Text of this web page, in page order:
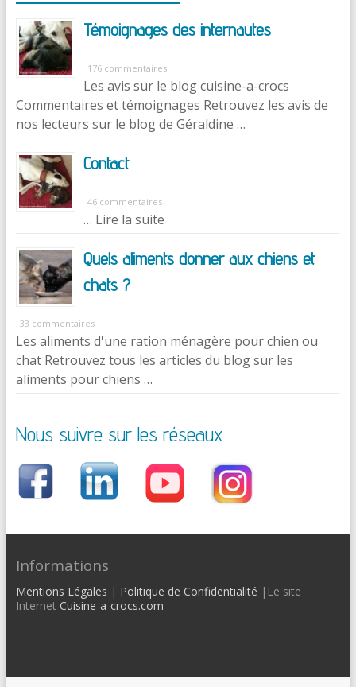
Témoignages des internautes
176 commentaires
Les avis sur le blog cuisine-a-crocs
Commentaires et témoignages Retrouvez les avis de
nos lecteurs sur le blog de Géraldine …
Contact
46 commentaires
… Lire la suite
Quels aliments donner aux chiens et
chats ?
33 commentaires
Les aliments d'une ration ménagère pour chien ou
chat Retrouvez tous les articles du blog sur les
aliments pour chiens …
Nous suivre sur les réseaux
Informations
Mentions Légales | Politique de Confidentialité |Le site
Internet Cuisine-a-crocs.com